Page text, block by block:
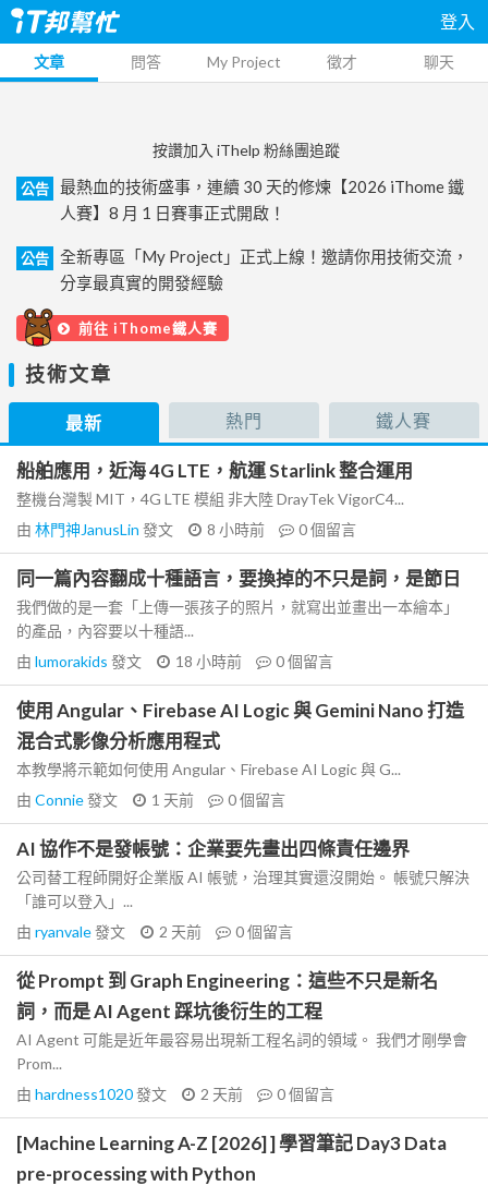
登入
文章 問答 My Project 徵才 聊天
按讚加入 iThelp 粉絲團追蹤
公告
最熱血的技術盛事，連續 30 天的修煉【2026 iThome 鐵
人賽】8 月 1 日賽事正式開啟！
公告
全新專區「My Project」正式上線！邀請你用技術交流，
分享最真實的開發經驗
前往 iThome鐵人賽
技術文章
最新 熱門 鐵人賽
船舶應用，近海 4G LTE，航運 Starlink 整合運用
整機台灣製 MIT，4G LTE 模組 非大陸 DrayTek VigorC4...
由 林門神JanusLin 發文 8 小時前 0個留言
同一篇內容翻成十種語言，要換掉的不只是詞，是節日
我們做的是一套「上傳一張孩子的照片，就寫出並畫出一本繪本」
的產品，內容要以十種語...
由 lumorakids 發文 18 小時前 0個留言
使用 Angular、Firebase AI Logic 與 Gemini Nano 打造
混合式影像分析應用程式
本教學將示範如何使用 Angular、Firebase AI Logic 與 G...
由 Connie發文 1 天前 0個留言
AI 協作不是發帳號：企業要先畫出四條責任邊界
公司替工程師開好企業版 AI 帳號，治理其實還沒開始。 帳號只解決
「誰可以登入」...
由 ryanvale發文 2 天前 0個留言
從 Prompt 到 Graph Engineering：這些不只是新名
詞，而是 AI Agent 踩坑後衍生的工程
AI Agent 可能是近年最容易出現新工程名詞的領域。 我們才剛學會
Prom...
由 hardness1020發文 2 天前 0個留言
[Machine Learning A-Z [2026] ] 學習筆記 Day3 Data
pre-processing with Python